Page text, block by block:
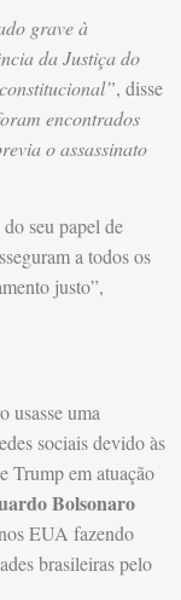
grave à
da Justiça do
, disse
encontrados
o assassinato
seu papel de
a todos os
justo”,
usasse uma
sociais devido às
Trump em atuação
Bolsonaro
EUA fazendo
brasileiras pelo